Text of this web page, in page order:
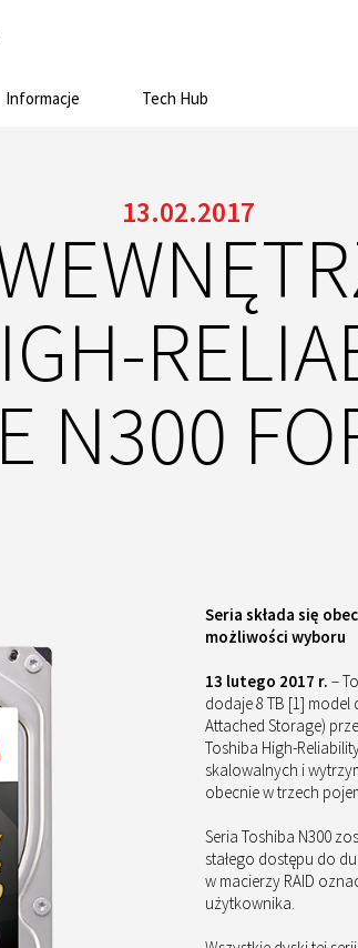
Informacje Tech Hub
13.02.2017
N300
Seria składa się
możliwości wyboru
13 lutego 2017 r. –
dodaje 8 TB [1]
Attached Storage)
Toshiba High-
skalowalnych i
obecnie w trzech
Seria Toshiba N300
stałego dostępu do
w macierzy RAID
użytkownika.